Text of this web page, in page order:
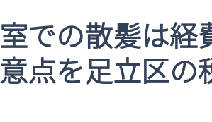
での散髪は経
点を足立区の